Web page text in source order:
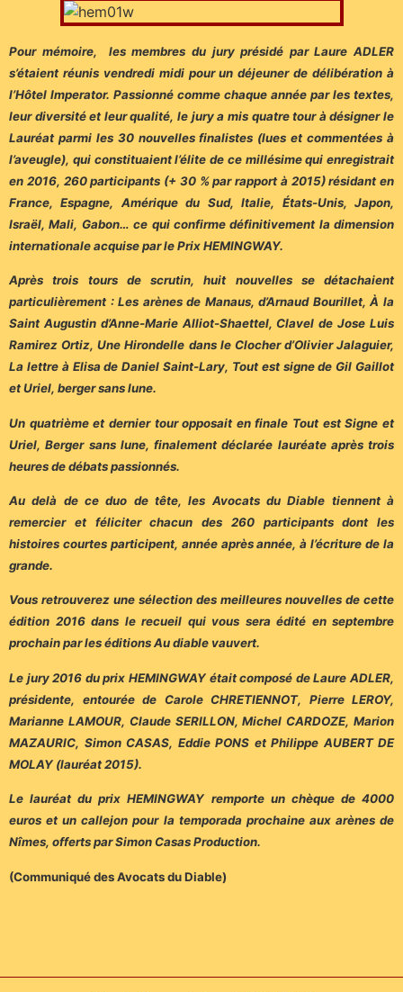
Pour mémoire, les membres du jury présidé par Laure ADLER
s’étaient réunis vendredi midi pour un déjeuner de délibération à
l’Hôtel Imperator. Passionné comme chaque année par les textes,
leur diversité et leur qualité, le jury a mis quatre tour à désigner le
Lauréat parmi les 30 nouvelles finalistes (lues et commentées à
l’aveugle), qui constituaient l’élite de ce millésime qui enregistrait
en 2016, 260 participants (+ 30 % par rapport à 2015) résidant en
France, Espagne, Amérique du Sud, Italie, États-Unis, Japon,
Israël, Mali, Gabon… ce qui confirme définitivement la dimension
internationale acquise par le Prix HEMINGWAY.
Après trois tours de scrutin, huit nouvelles se détachaient
particulièrement : Les arènes de Manaus, d’Arnaud Bourillet, À la
Saint Augustin d’Anne-Marie Alliot-Shaettel, Clavel de Jose Luis
Ramirez Ortiz, Une Hirondelle dans le Clocher d’Olivier Jalaguier,
La lettre à Elisa de Daniel Saint-Lary, Tout est signe de Gil Gaillot
et Uriel, berger sans lune.
Un quatrième et dernier tour opposait en finale Tout est Signe et
Uriel, Berger sans lune, finalement déclarée lauréate après trois
heures de débats passionnés.
Au delà de ce duo de tête, les Avocats du Diable tiennent à
remercier et féliciter chacun des 260 participants dont les
histoires courtes participent, année après année, à l’écriture de la
grande.
Vous retrouverez une sélection des meilleures nouvelles de cette
édition 2016 dans le recueil qui vous sera édité en septembre
prochain par les éditions Au diable vauvert.
Le jury 2016 du prix HEMINGWAY était composé de Laure ADLER,
présidente, entourée de Carole CHRETIENNOT, Pierre LEROY,
Marianne LAMOUR, Claude SERILLON, Michel CARDOZE, Marion
MAZAURIC, Simon CASAS, Eddie PONS et Philippe AUBERT DE
MOLAY (lauréat 2015).
Le lauréat du prix HEMINGWAY remporte un chèque de 4000
euros et un callejon pour la temporada prochaine aux arènes de
Nîmes, offerts par Simon Casas Production.
(Communiqué des Avocats du Diable)